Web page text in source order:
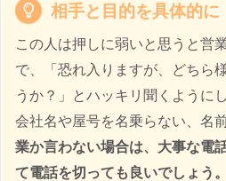
相手と目的を具体的に
この人は押しに弱いと思うと営
で、「恐れ入りますが、どちら
うか？」とハッキリ聞くように
会社名や屋号を名乗らない、名
業か言わない場合は、大事な電
て電話を切っても良いでしょう。